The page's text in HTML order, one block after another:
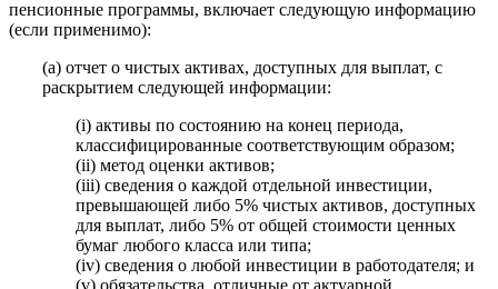
пенсионные программы, включает следующую информацию
(если применимо):
(a) отчет о чистых активах, доступных для выплат, с
раскрытием следующей информации:
(i) активы по состоянию на конец периода,
классифицированные соответствующим образом;
(ii) метод оценки активов;
(iii) сведения о каждой отдельной инвестиции,
превышающей либо 5% чистых активов, доступных
для выплат, либо 5% от общей стоимости ценных
бумаг любого класса или типа;
(iv) сведения о любой инвестиции в работодателя; и
(v) обязательства, отличные от актуарной